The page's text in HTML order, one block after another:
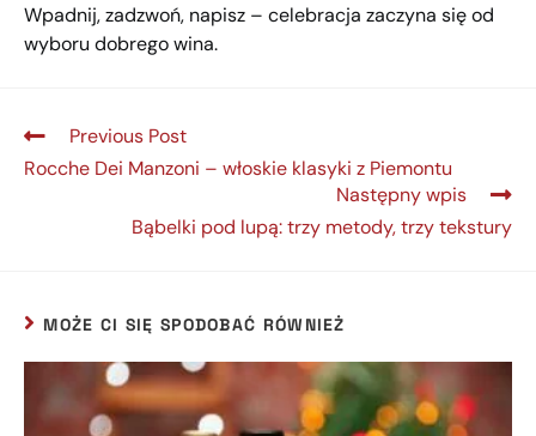
Wpadnij, zadzwoń, napisz – celebracja zaczyna się od
wyboru dobrego wina.
Previous Post
Rocche Dei Manzoni – włoskie klasyki z Piemontu
Następny wpis
Bąbelki pod lupą: trzy metody, trzy tekstury
MOŻE CI SIĘ SPODOBAĆ RÓWNIEŻ